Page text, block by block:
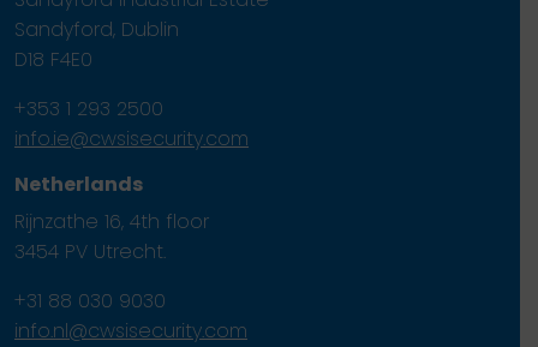
Sandyford, Dublin
D18 F4E0
+353 1 293 2500
info.ie@cwsisecurity.com
Netherlands
Rijnzathe 16, 4th floor
3454 PV Utrecht.
+31 88 030 9030
info.nl@cwsisecurity.com